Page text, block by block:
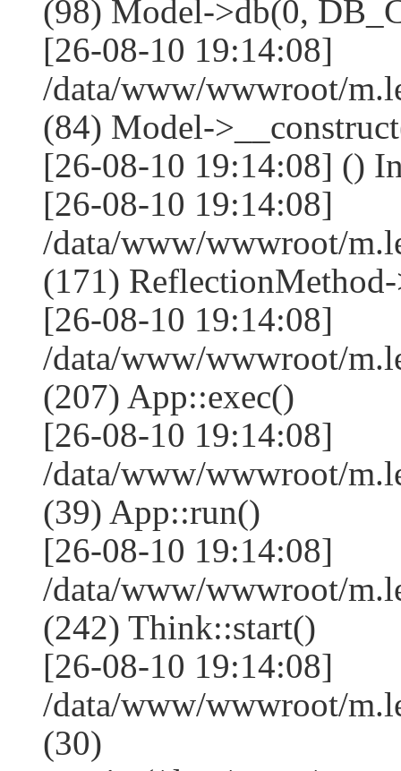
(98) Model->db(0,
[26-08-10 19:14:08]
/data/www/wwwroot/
(84) Model-
[26-08-10 19:14:08] ()
[26-08-10 19:14:08]
/data/www/wwwroot/
(171)
[26-08-10 19:14:08]
/data/www/wwwroot/
(207) App::exec()
[26-08-10 19:14:08]
/data/www/wwwroot/
(39) App::run()
[26-08-10 19:14:08]
/data/www/wwwroot/
(242) Think::start()
[26-08-10 19:14:08]
/data/www/wwwroot/
(30)